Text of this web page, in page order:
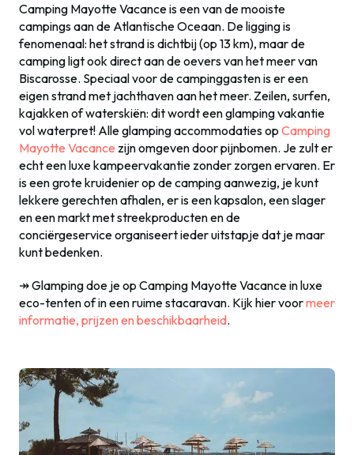
Camping Mayotte Vacance is een van de mooiste
campings aan de Atlantische Oceaan. De ligging is
fenomenaal: het strand is dichtbij (op 13 km), maar de
camping ligt ook direct aan de oevers van het meer van
Biscarosse. Speciaal voor de campinggasten is er een
eigen strand met jachthaven aan het meer. Zeilen, surfen,
kajakken of waterskiën: dit wordt een glamping vakantie
vol waterpret! Alle glamping accommodaties op Camping
Mayotte Vacance zijn omgeven door pijnbomen. Je zult er
echt een luxe kampeervakantie zonder zorgen ervaren. Er
is een grote kruidenier op de camping aanwezig, je kunt
lekkere gerechten afhalen, er is een kapsalon, een slager
en een markt met streekproducten en de
conciërgeservice organiseert ieder uitstapje dat je maar
kunt bedenken.
↠ Glamping doe je op Camping Mayotte Vacance in luxe
eco-tenten of in een ruime stacaravan. Kijk hier voormeer
informatie, prijzen en beschikbaarheid.